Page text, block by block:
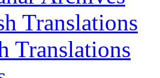
Translations
Translations